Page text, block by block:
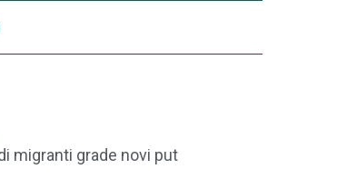
migranti grade novi put